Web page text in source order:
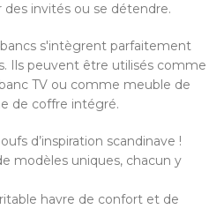
invités ou se détendre.
s'intègrent parfaitement
Ils peuvent être utilisés comme
TV ou comme meuble de
de coffre intégré.
d’inspiration scandinave !
modèles uniques, chacun y
havre de confort et de